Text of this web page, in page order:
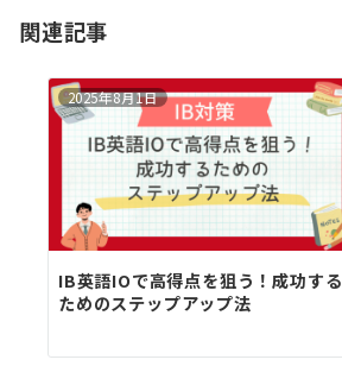
ン
関連記事
2025年8月1日
IB英語IOで高得点を狙う！成功する
ためのステップアップ法
す